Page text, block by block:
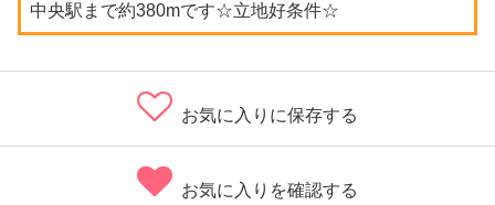
中央駅まで約380mです☆立地好条件☆
お気に入りに保存する
お気に入りを確認する